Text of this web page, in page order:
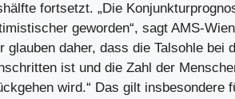
fortsetzt. „Die
geworden“, sagt AMS-
glauben daher, dass die Talsohle bei
ist und die Zahl der
wird.“ Das gilt insbesondere